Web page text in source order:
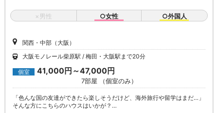
×男性 ○女性 ○外国人
関西・中部（大阪）
大阪モノレール柴原駅
梅田・大阪駅まで20分
個室 41,000円～47,000円
7部屋 （個室のみ）
「色んな国の友達ができたら楽しそうだけど、海外旅行や留学はまだ…」
そんな方にこちらのハウスはいかが？…